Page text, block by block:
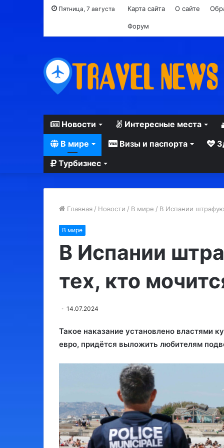
Пятница, 7 августа Карта сайта О сайте
Форум
Новости Интересные места
В мире
Визы и паспорта
Турбизнес
Главная / Новости / В мире / В Испании
В мире
В Испании
тех, кто
14.07.2024
Такое наказание установлено властями
евро, придётся выложить любителям
обязательные